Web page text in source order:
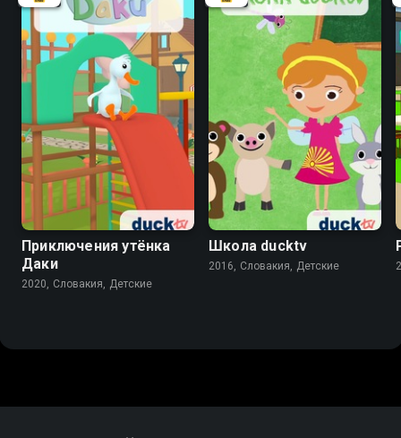
Приключения утёнка
Даки
2020, Словакия, Детские
Школа ducktv
2016, Словакия, Детские